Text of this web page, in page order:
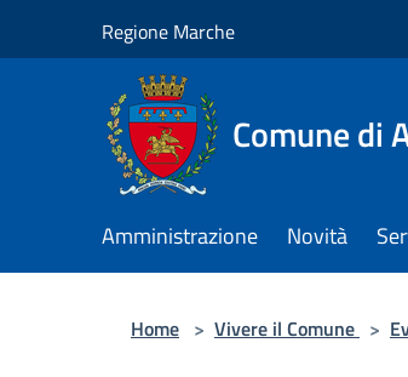
Regione Marche
Comune di
Amministrazione Novità
Home > Vivere il Comune >